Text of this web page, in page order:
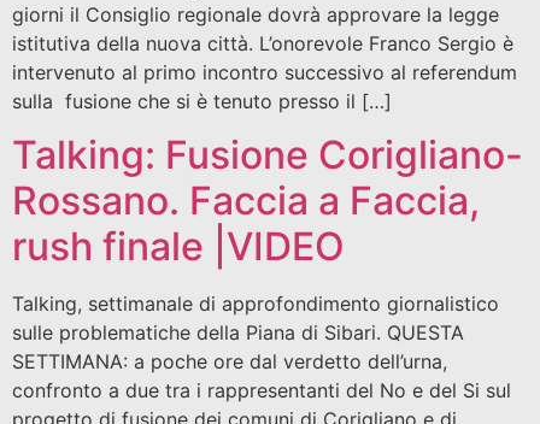
giorni il Consiglio regionale dovrà approvare la legge
istitutiva della nuova città. L’onorevole Franco Sergio è
intervenuto al primo incontro successivo al referendum
sulla fusione che si è tenuto presso il […]
Talking: Fusione Corigliano-
Rossano. Faccia a Faccia,
rush finale |VIDEO
Talking, settimanale di approfondimento giornalistico
sulle problematiche della Piana di Sibari. QUESTA
SETTIMANA: a poche ore dal verdetto dell’urna,
confronto a due tra i rappresentanti del No e del Si sul
progetto di fusione dei comuni di Corigliano e di